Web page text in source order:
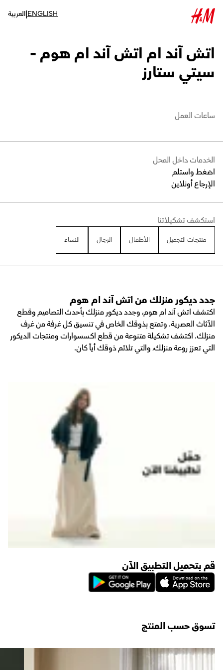
ENGLISH
|العربية
اتش آند ام اتش آند ام هوم -
سيتي ستارز
الخدمات داخل المحل
اضغط واستلم
الإرجاع أونلاين
ساعات العمل
استكشف تشكيلاتنا
منتجات التجميل الأطفال الرجال النساء
جدد ديكور منزلك من اتش آند ام هوم
اكتشف اتش آند ام هوم، وجدد ديكور منزلك بأحدث التصاميم وقطع
الآثاث العصرية. وتمتع بذوقك الخاص في تنسيق كل غرفة من غرف
منزلك. اكتشف تشكيلة متنوعة من قطع اكسسوارات ومنتجات الديكور
التي تعزز روعة منزلك، والتي تلائم ذوقك أياً كان.
قم بتحميل التطبيق الآن
تسوق حسب المنتج